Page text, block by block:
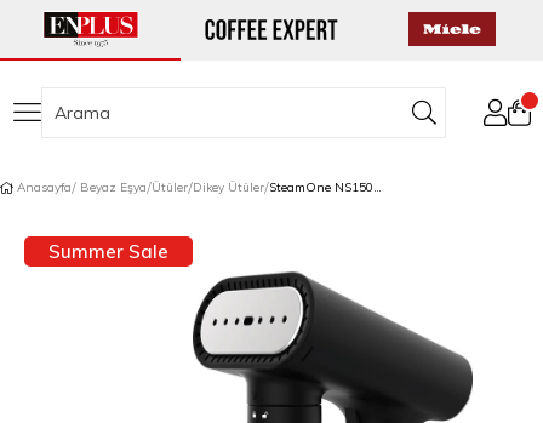
Anasayfa Beyaz Eşya Ütüler Dikey Ütüler SteamOne NS150B Dikey Buharlı Ütü ve Giysi Tiftik Temizleme Cihazı
Summer Sale